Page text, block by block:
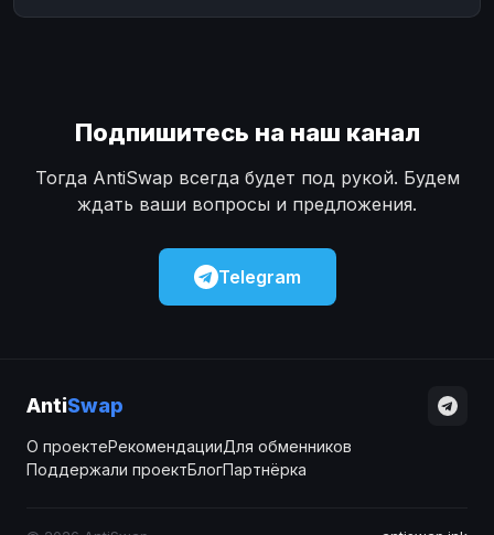
Подпишитесь на наш канал
Тогда AntiSwap всегда будет под рукой. Будем
ждать ваши вопросы и предложения.
Telegram
AntiSwap
О проектеРекомендацииДля обменников
Поддержали проектБлогПартнёрка